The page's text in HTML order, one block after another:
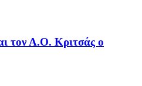
τον Α.Ο. Κριτσάς ο